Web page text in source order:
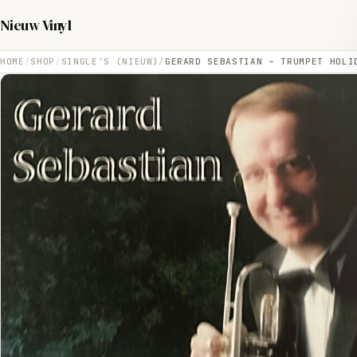
Nieuw Vinyl
HOME SHOP SINGLE'S (NIEUW) GERARD SEBASTIAN – TRUMPET